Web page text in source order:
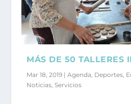
MÁS DE 50 TALLERES
Mar 18, 2019 |Agenda Deportes
Noticias ,Servicios